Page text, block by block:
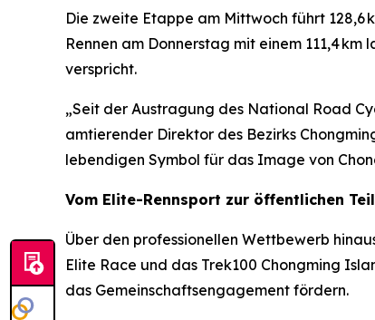
Die zweite Etappe am Mittwoch führt
Rennen am Donnerstag mit einem 111,4
verspricht.
„Seit der Austragung des National Road
amtierender Direktor des Bezirks
lebendigen Symbol für das Image von
Vom Elite-Rennsport zur öffentlichen
Über den professionellen Wettbewerb
Elite Race und das Trek100 Chongming
das Gemeinschaftsengagement fördern.